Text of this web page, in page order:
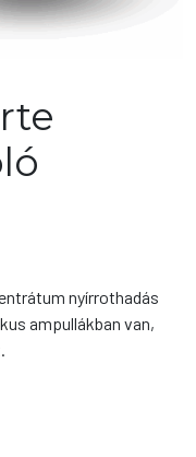
nyírrothadás
ampullákban van,